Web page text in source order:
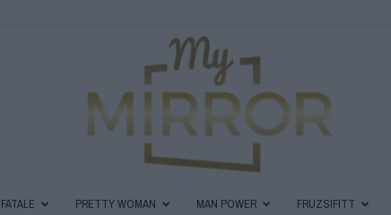
PRETTY WOMAN MAN POWER FRUZSIFITT